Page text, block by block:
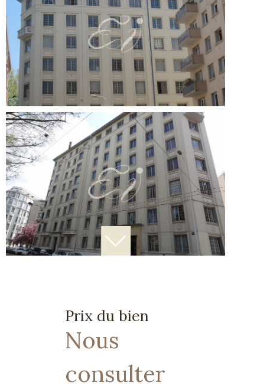
Prix du bien
Nous
consulter